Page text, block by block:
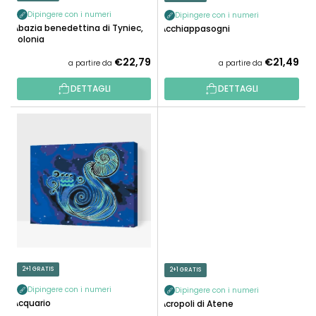
D
O
R
O
D
T
I
Dipingere con i numeri
Abazia benedettina di Tyniec,
Polonia
a partire da €22,79
DETTAGLI
Dipingere con i numeri
Acchiappasogni
a partire da €21,49
DETTAGLI
2+1 GRATIS
Dipingere con i numeri
Acquario
2+1 GRATIS
Dipingere con i numeri
Acropoli di Atene